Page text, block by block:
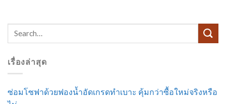
เรื่องล่าสุด
ซ่อมโซฟาด้วยฟองน้ำอัดเกรดทำเบาะ คุ้มกว่าซื้อใหม่จริงหรือ